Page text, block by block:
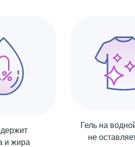
и жира
Гель на
не